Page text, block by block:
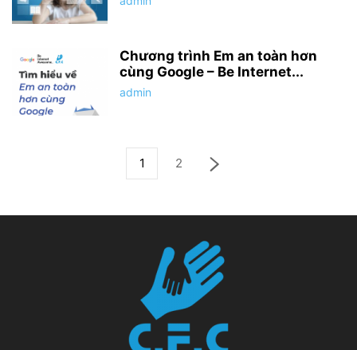
Chương trình Em an toàn hơn
cùng Google – Be Internet...
admin
1 2